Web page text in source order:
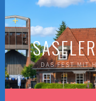
zum
Inhalt
DAS FEST MIT